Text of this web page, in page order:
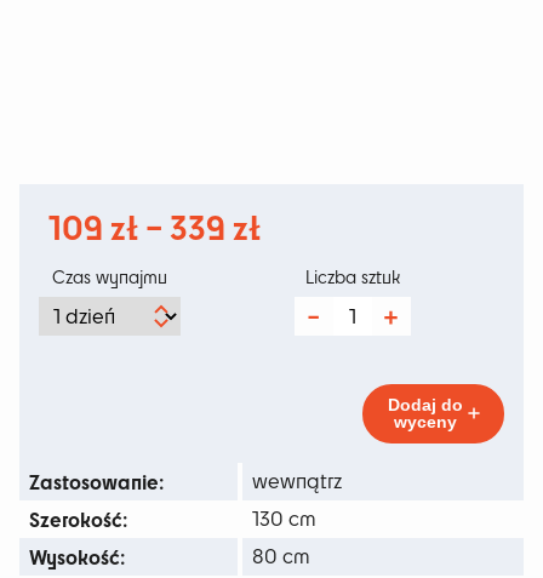
109 zł– 339 złZakres
cen:
Czas wynajmu
ilość
Liczba sztuk
Dodaj do
wyceny
Zastosowanie: wewnątrz
Szerokość: 130 cm
Wysokość: 80 cm